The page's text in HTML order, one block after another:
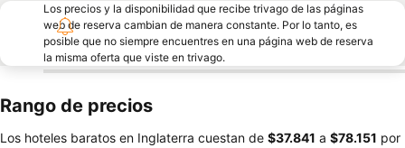
Los precios y la disponibilidad que recibe trivago de las páginas
web de reserva cambian de manera constante. Por lo tanto, es
posible que no siempre encuentres en una página web de reserva
la misma oferta que viste en trivago.
Rango de precios
Los hoteles baratos en Inglaterra cuestan de ‎$37.841 a ‎$78.151 por